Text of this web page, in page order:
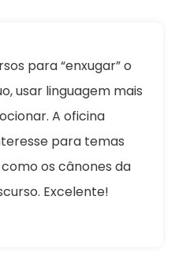
para “enxugar” o
usar linguagem mais
A oficina
para temas
os cânones da
Excelente!